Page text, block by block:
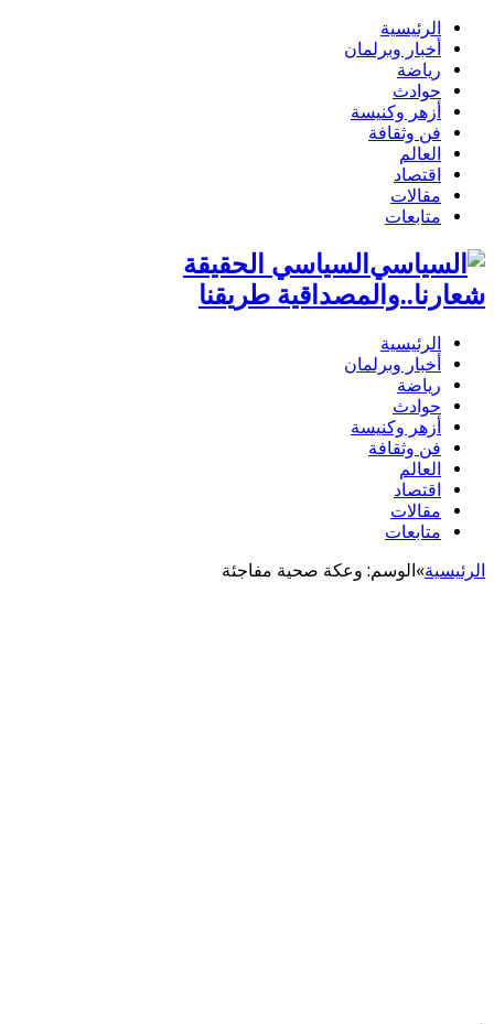
الرئيسية
أخبار وبرلمان
رياضة
حوادث
أزهر وكنيسة
فن وثقافة
العالم
اقتصاد
مقالات
متابعات
السياسي الحقيقة
شعارنا..والمصداقية طريقنا
الرئيسية
أخبار وبرلمان
رياضة
حوادث
أزهر وكنيسة
فن وثقافة
العالم
اقتصاد
مقالات
متابعات
الرئيسية»الوسم: وعكة صحية مفاجئة